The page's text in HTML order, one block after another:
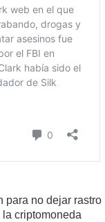
para no dejar rastro
criptomoneda